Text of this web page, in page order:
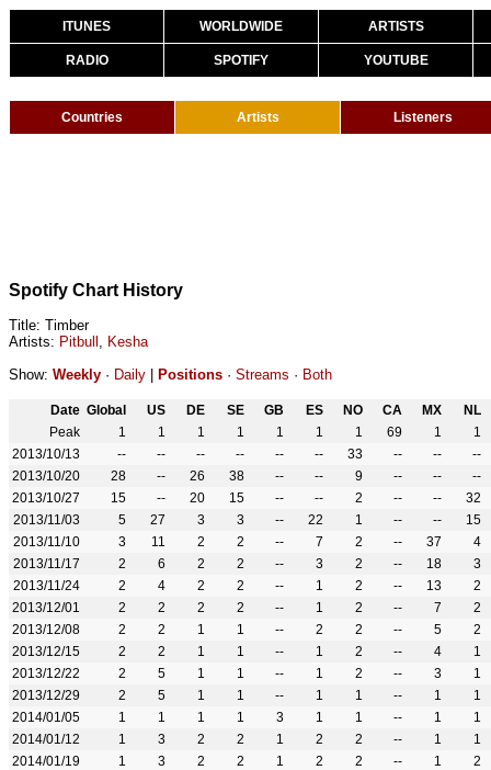
ITUNES WORLDWIDE ARTISTS
RADIO SPOTIFY YOUTUBE
Countries Artists Listeners
Spotify Chart History
Title: Timber
Artists: Pitbull , Kesha
Show: Weekly · Daily Positions · Streams · Both
Date Global US DE SE GB ES NO CA MX
NL
Peak
1 1 1 1 1 1 1 69 1
1
2013/10/13
-- -- -- -- -- -- 33 -- --
--
2013/10/20
28 -- 26 38 -- -- 9 -- --
--
2013/10/27
15 -- 20 15 -- -- 2 -- --
32
2013/11/03
5 27 3 3 -- 22 1 -- --
15
2013/11/10
3 11 2 2 -- 7 2 -- 37
4
2013/11/17
2 6 2 2 -- 3 2 -- 18
3
2013/11/24
2 4 2 2 -- 1 2 -- 13
2
2013/12/01
2 2 2 2 -- 1 2 -- 7
2
2013/12/08
2 2 1 1 -- 2 2 -- 5
2
2013/12/15
2 2 1 1 -- 1 2 -- 4
1
2013/12/22
2 5 1 1 -- 1 2 -- 3
1
2013/12/29
2 5 1 1 -- 1 1 -- 1
1
2014/01/05
1 1 1 1 3 1 1 -- 1
1
2014/01/12
1 3 2 2 1 2 2 -- 1
1
2014/01/19
1 3 2 2 1 2 2 -- 1
2